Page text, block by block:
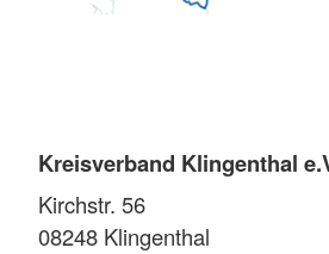
Kreisverband Klingenthal
Kirchstr. 56
08248 Klingenthal